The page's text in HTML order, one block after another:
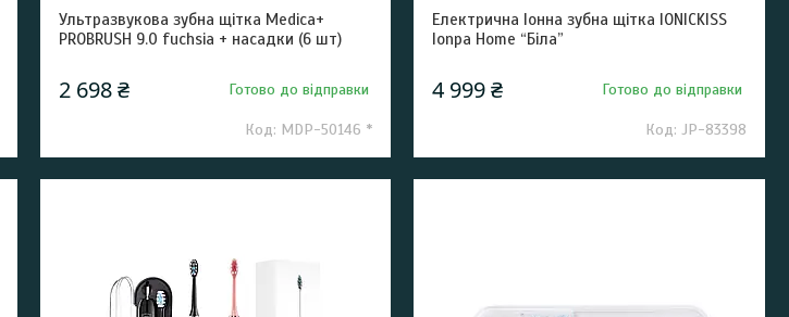
Ультразвукова зубна щітка Medica+
PROBRUSH 9.0 fuchsia + насадки (6 шт)
2 698 ₴ Готово до відправки
MDP-50146 *
Електрична Іонна зубна щітка IONICKISS
Ionpa Home “Біла”
4 999 ₴ Готово до відправки
JP-83398